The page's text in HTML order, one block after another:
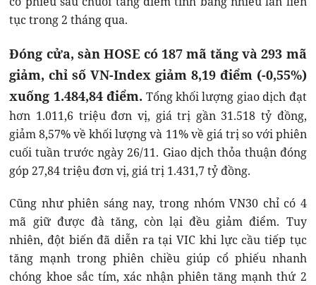
tục trong 2 tháng qua.
Đóng cửa, sàn HOSE có 187 mã tăng và 293 mã
giảm, chỉ số VN-Index giảm 8,19 điểm (-0,55%)
xuống 1.484,84 điểm. Tổng khối lượng giao dịch đạt
hơn 1.011,6 triệu đơn vị, giá trị gần 31.518 tỷ đồng,
giảm 8,57% về khối lượng và 11% về giá trị so với phiên
cuối tuần trước ngày 26/11. Giao dịch thỏa thuận đóng
góp 27,84 triệu đơn vị, giá trị 1.431,7 tỷ đồng.
Cũng như phiên sáng nay, trong nhóm VN30 chỉ có 4
mã giữ được đà tăng, còn lại đều giảm điểm. Tuy
nhiên, đột biến đã diễn ra tại VIC khi lực cầu tiếp tục
tăng mạnh trong phiên chiều giúp cổ phiếu nhanh
chóng khoe sắc tím, xác nhận phiên tăng mạnh thứ 2